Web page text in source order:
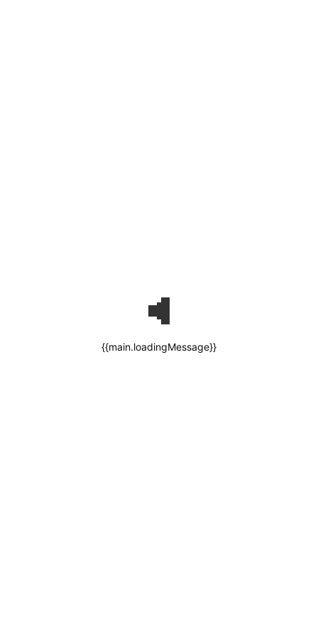
{{main.loadingMessage}}